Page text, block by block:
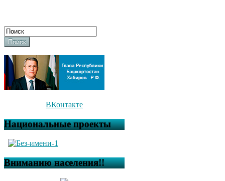
Поиск
ВКонтакте
Национальные проекты
Вниманию населения!!